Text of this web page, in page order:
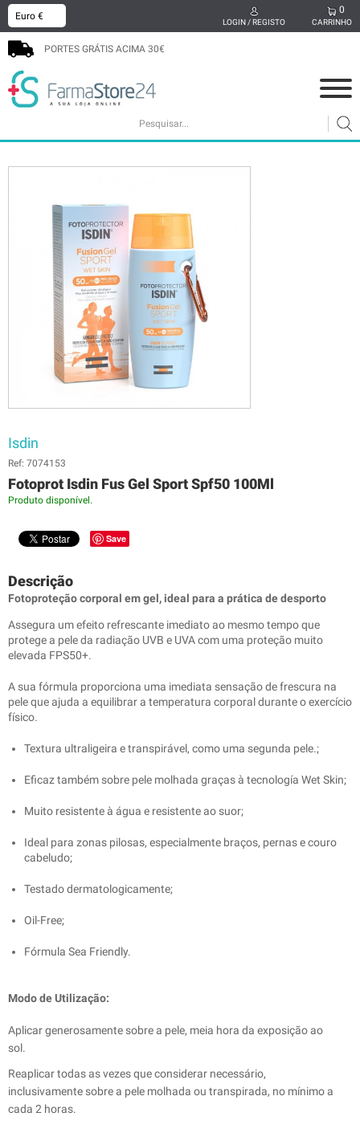
LOGIN / REGISTO CARRINHO
0
PORTES GRÁTIS ACIMA 30€
Isdin
Ref: 7074153
Fotoprot Isdin Fus Gel Sport Spf50 100Ml
Produto disponível.
Save
Descrição
Fotoproteção corporal em gel, ideal para a prática de desporto
Assegura um efeito refrescante imediato ao mesmo tempo que
protege a pele da radiação UVB e UVA com uma proteção muito
elevada FPS50+.
A sua fórmula proporciona uma imediata sensação de frescura na
pele que ajuda a equilibrar a temperatura corporal durante o exercício
físico.
Textura ultraligeira e transpirável, como uma segunda pele.;
Eﬁcaz também sobre pele molhada graças à tecnología Wet Skin;
Muito resistente à água e resistente ao suor;
Ideal para zonas pilosas, especialmente braços, pernas e couro
cabeludo;
Testado dermatologicamente;
Oil-Free;
Fórmula Sea Friendly.
Modo de Utilização:
Aplicar generosamente sobre a pele, meia hora da exposição ao
sol.
Reaplicar todas as vezes que considerar necessário,
inclusivamente sobre a pele molhada ou transpirada, no mínimo a
cada 2 horas.
x
MAMÃ E BEBÉ
SUPLEMENTOS
BEM-ESTAR
MEDICAMENTOS
PODOLOGIA
PROMOÇÕES